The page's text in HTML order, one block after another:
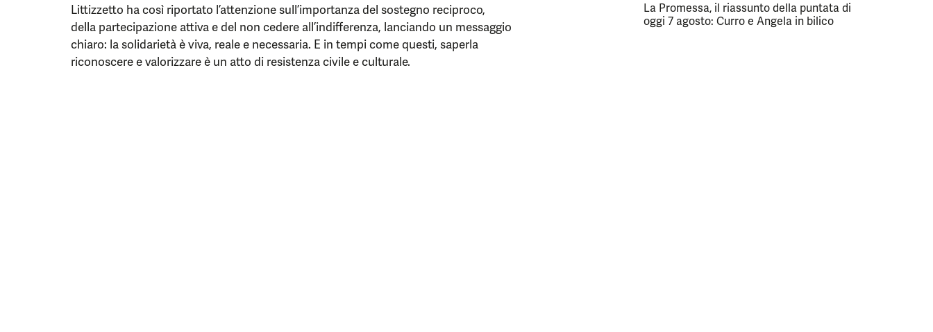
Littizzetto ha così riportato l’attenzione sull’importanza del sostegno reciproco,
della partecipazione attiva e del non cedere all’indifferenza, lanciando un messaggio
chiaro: la solidarietà è viva, reale e necessaria. E in tempi come questi, saperla
riconoscere e valorizzare è un atto di resistenza civile e culturale.
La Promessa, il riassunto della puntata di
oggi 7 agosto: Curro e Angela in bilico